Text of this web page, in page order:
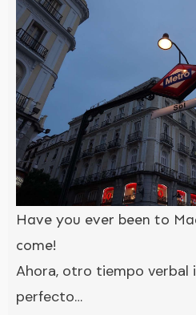
Have you ever been to
come!
Ahora, otro tiempo verbal
perfecto…